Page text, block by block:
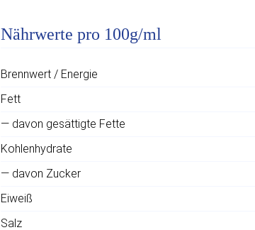
Nährwerte pro 100g/ml
Brennwert / Energie
Fett
— davon gesättigte Fette
Kohlenhydrate
— davon Zucker
Eiweiß
Salz